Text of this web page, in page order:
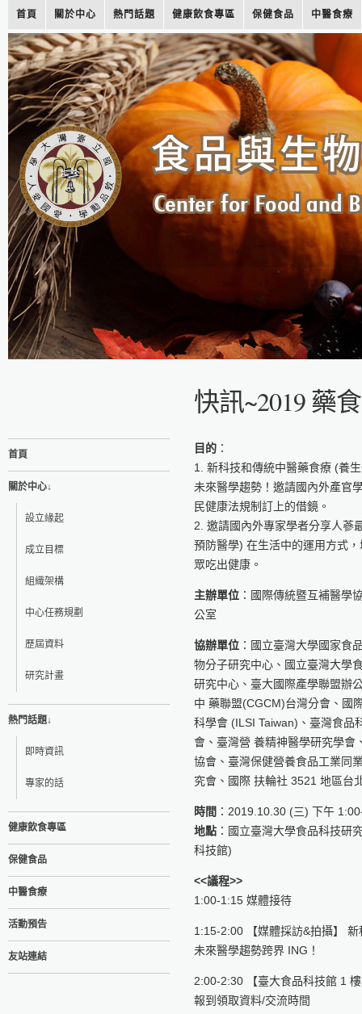
首頁 關於中心 熱門話題 健康飲食專區 保健食品 中醫食療
快訊~2019 藥
首頁
關於中心↓
設立緣起
成立目標
組織架構
中心任務規劃
歷屆資料
研究計畫
熱門話題↓
即時資訊
專家的話
健康飲食專區
保健食品
中醫食療
活動預告
友站連結
目的 ：
1. 新科技和傳統中醫藥食療 (養
未來醫學趨勢！邀請國內外產官
民健康法規制訂上的借鏡。
2. 邀請國內外專家學者分享人蔘
預防醫學) 在生活中的運用方式
眾吃出健康。
主辦單位 ：國際傳統暨互補醫學
公室
協辦單位 ：國立臺灣大學國家食
物分子研究中心、國立臺灣大學
研究中心、臺大國際產學聯盟辦
中 藥聯盟(CGCM)台灣分會、國
科學會 (ILSI Taiwan)、臺灣食品
會、臺灣營 養精神醫學研究學會
協會、臺灣保健營養食品工業同
究會、國際 扶輪社 3521 地區台
時間 ：2019.10.30 (三) 下午
地點 ：國立臺灣大學食品科技研
科技館)
<<議程>>
1:00-1:15 媒體接待
1:15-2:00 【媒體採訪&拍攝】
未來醫學趨勢跨界 ING！
2:00-2:30 【臺大食品科技館 1
報到領取資料/交流時間